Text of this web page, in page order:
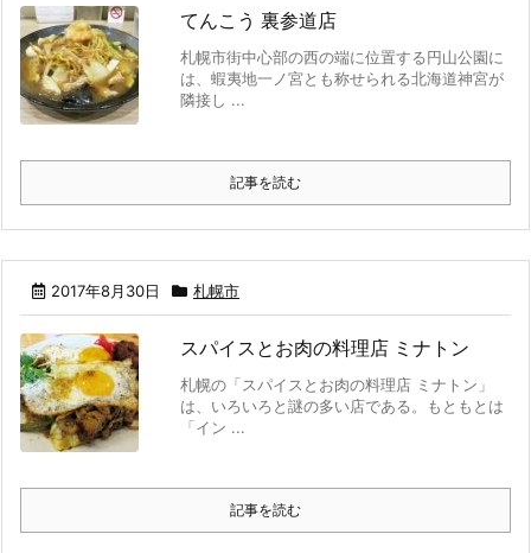
てんこう 裏参道店
札幌市街中心部の西の端に位置する円山公園に
は、蝦夷地一ノ宮とも称せられる北海道神宮が
隣接し ...
記事を読む
2017年8月30日 札幌市
スパイスとお肉の料理店 ミナトン
札幌の「スパイスとお肉の料理店 ミナトン」
は、いろいろと謎の多い店である。もともとは
「イン ...
記事を読む